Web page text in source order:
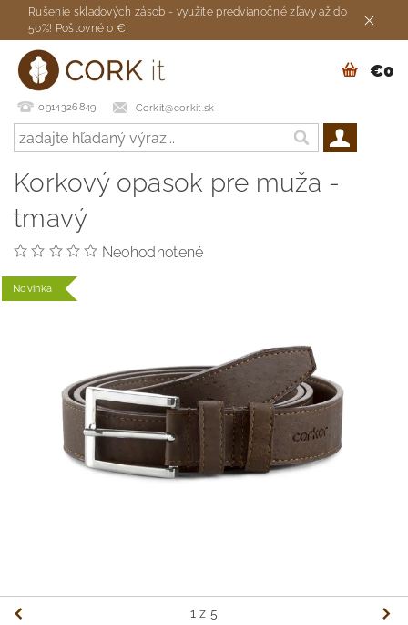
Rušenie skladových zásob - využite predvianočné zľavy až do
50%! Poštovné 0 €!
0914326849 Corkit@corkit.sk
€0
Korkový opasok pre muža -
tmavý
Neohodnotené
Novinka
1 z 5